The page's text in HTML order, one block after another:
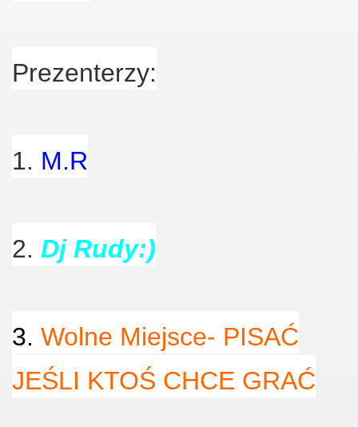
Prezenterzy:
1. M.R
2. Dj Rudy:)
3. Wolne Miejsce- PISAĆ
JEŚLI KTOŚ CHCE GRAĆ